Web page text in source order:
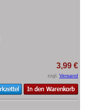
3,99 €
zzgl. Versand